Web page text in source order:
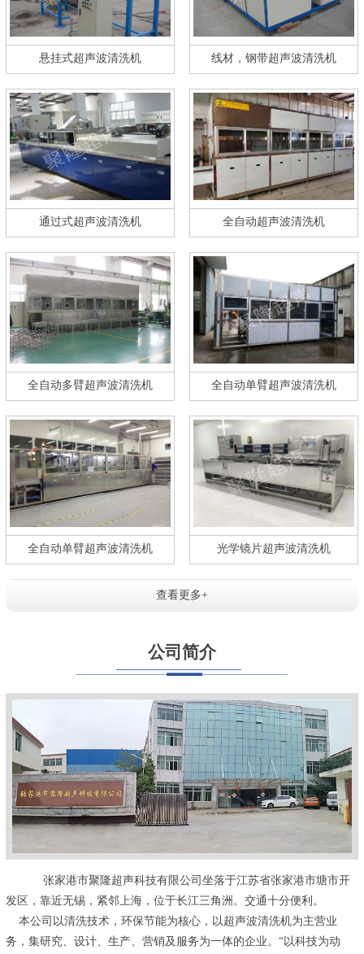
悬挂式超声波清洗机 线材，钢带超声波清洗机
通过式超声波清洗机 全自动超声波清洗机
全自动多臂超声波清洗机 全自动单臂超声波清洗机
全自动单臂超声波清洗机 光学镜片超声波清洗机
查看更多+
公司简介
张家港市聚隆超声科技有限公司坐落于江苏省张家港市塘市开
发区，靠近无锡，紧邻上海，位于长江三角洲。交通十分便利。
本公司以清洗技术，环保节能为核心，以超声波清洗机为主营业
务，集研究、设计、生产、营销及服务为一体的企业。“以科技为动